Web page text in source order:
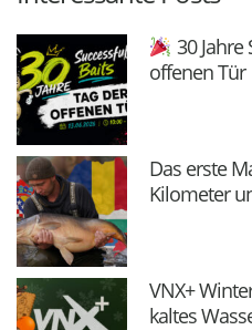
30
offenen Tür
Das erste
Kilometer
VNX+
kaltes